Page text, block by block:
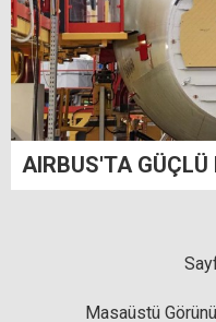
AIRBUS'TA GÜÇLÜ
Masaüstü